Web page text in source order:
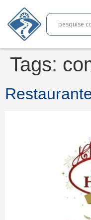
Tags: